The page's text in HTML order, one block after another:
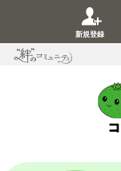
新規登録